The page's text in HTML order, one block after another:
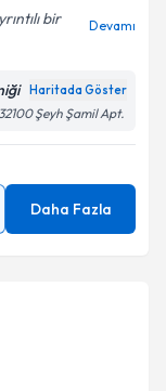
bir
Devamı
Haritada Göster
Şeyh Şamil Apt.
Daha Fazla